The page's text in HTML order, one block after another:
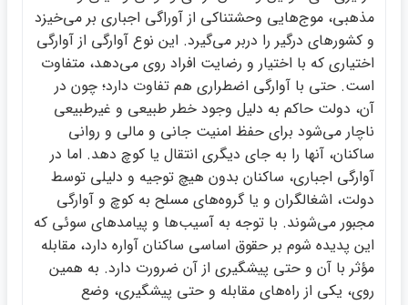
مذهبي، موج‌هايي وحشتناكي از آوراگي اجباري بر مي‌خيزد
و كشورهاي درگير را دربر مي‌گيرد. اين نوع آوارگي از آوارگي
اختياري كه با اختيار و رضايت افراد روي مي‌دهد، متفاوت
است. حتي با آوارگي اضطراري هم تفاوت دارد؛ چون در
آن، دولت حاكم به دليل وجود خطر طبيعي و غيرطبيعي
ناچار مي‌شود براي حفظ امنيت جاني و مالي و رواني
ساكنان، آنها را به جاي ديگري انتقال يا كوچ دهد. اما در
آوارگي اجباري، ساكنان بدون هيچ توجيه و دليلي توسط
دولت، اشغالگران و يا گروه‌هاي مسلح به كوچ و آوارگي
مجبور مي‌شوند. با توجه به آسيب‌ها و پيامدهاي سوئي كه
اين پديده شوم بر حقوق اساسي ساكنان آواره دارد، مقابله
مؤثر با آن و حتي پيشگيري از آن ضرورت دارد. به همين
روي، يكي از راه‌هاي مقابله و حتي پيشگيري، وضع